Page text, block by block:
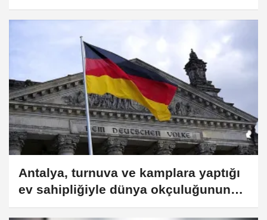
cezası verildi
Antalya, turnuva ve kamplara yaptığı
ev sahipliğiyle dünya okçuluğunun
merkezi oldu